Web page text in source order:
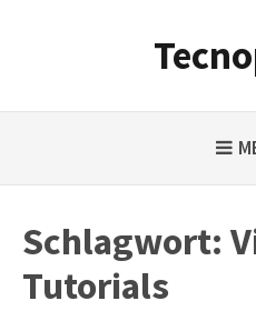
Schlagwort:
Tutorials